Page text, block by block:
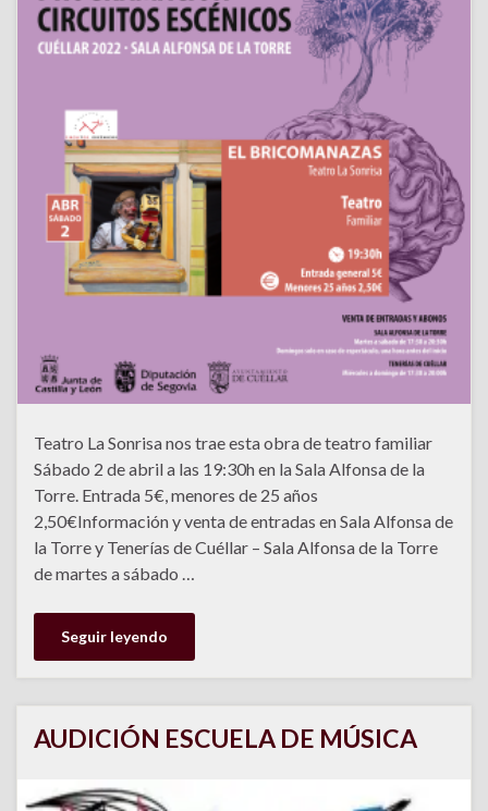
Teatro La Sonrisa nos trae esta obra de teatro familiar
Sábado 2 de abril a las 19:30h en la Sala Alfonsa de la
Torre. Entrada 5€, menores de 25 años
2,50€Información y venta de entradas en Sala Alfonsa de
la Torre y Tenerías de Cuéllar – Sala Alfonsa de la Torre
de martes a sábado …
Seguir leyendo
AUDICIÓN ESCUELA DE MÚSICA